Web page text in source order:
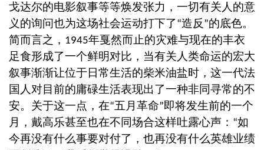
戈达尔的电影叙事等等焕发张力，一切有关人的意
义的询问也为这场社会运动打下了 “造反 ”的底色。
简而言之， 1945年戛然而止的灾难与现在的丰衣
足食形成了一个鲜明对比，当有关人类命运的宏大
叙事渐渐让位于日常生活的柴米油盐时，这一代法
国人对目前的庸碌生活表现出了一种非同寻常的不
安。关于这一点，在“五月革命”即将发生前的一个
月，戴高乐甚至也在不同场合这样吐露心声： “如
今再没有什么事要对付了，也再没有什么英雄业绩